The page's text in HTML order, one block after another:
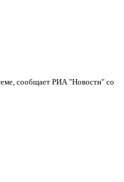
сообщает РИА "Новости" со